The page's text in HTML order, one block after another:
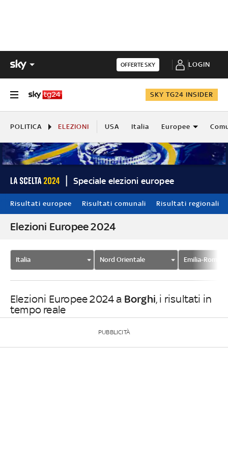
OFFERTE SKY LOGIN
SKY TG24 INSIDER
POLITICA ELEZIONI USA Italia Europee
Speciale elezioni europee
Risultati europee Risultati comunali Risultati regionali
Elezioni Europee 2024
Italia Nord Orientale Emilia-
Elezioni Europee 2024 a Borghi, i risultati in
tempo reale
PUBBLICITÀ